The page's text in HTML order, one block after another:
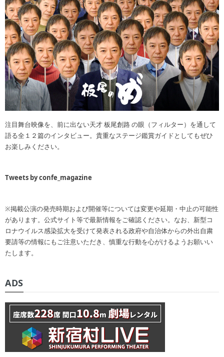
注目舞台映像を、前に出ない天才 板尾創路 の眼（フィルター）を通して
語る全１２篇のインタビュー。貴重なステージ鑑賞ガイドとしてもぜひ
お楽しみください。
Tweets by confe_magazine
※掲載公演の発売時期および開催等については変更や延期・中止の可能性
があります。公式サイト等で最新情報をご確認ください。なお、新型コ
ロナウイルス感染拡大を受けて発表される政府や自治体からの外出自粛
要請等の情報にもご注意いただき、慎重な行動を心がけるようお願いい
たします。
ADS